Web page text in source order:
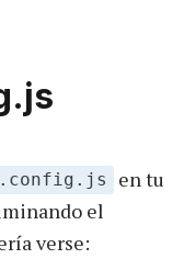
en tu
el
verse: